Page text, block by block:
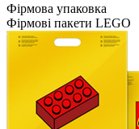
Фірмова упаковка
Фірмові пакети LEGO